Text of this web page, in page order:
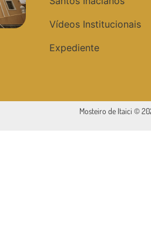
Vídeos Institucionais
Expediente
Mosteiro de Itaici ©